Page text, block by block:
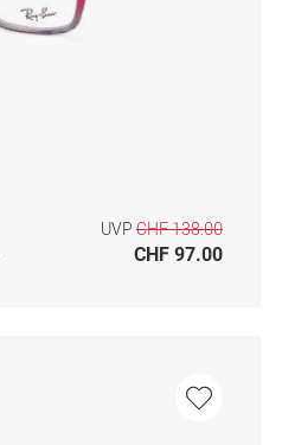
UVP CHF 138.00
CHF 97.00